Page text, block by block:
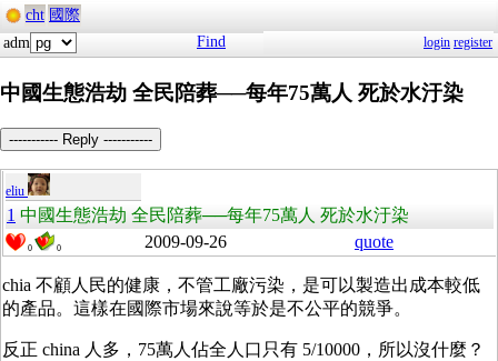
cht 國際
adm
Find login register
中國生態浩劫 全民陪葬──每年75萬人 死於水汙染
----------- Reply -----------
eliu
1 中國生態浩劫 全民陪葬──每年75萬人 死於水汙染
0 0 2009-09-26 quote
chia 不顧人民的健康，不管工廠污染，是可以製造出成本較低
的產品。這樣在國際市場來說等於是不公平的競爭。
反正 china 人多，75萬人佔全人口只有 5/10000，所以沒什麼？